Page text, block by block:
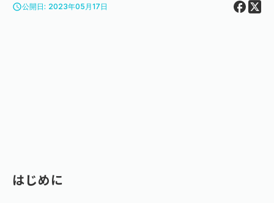
access_time公開日: 2023年05月17日
はじめに